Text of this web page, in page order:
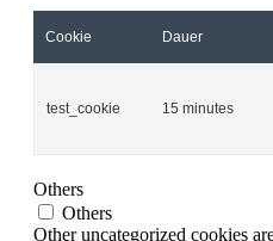
Cookie Dauer
test_cookie 15 minutes
Others
Others
Other uncategorized cookies